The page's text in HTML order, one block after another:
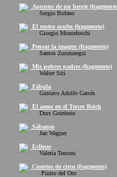
Apuntes de un hereje
Sergio Bufano
El rostro oculto (fragmento)
Giorgio Montefoschi
Pensar la imagen (fragmento)
Santos Zunzunegui
Mis pobres padres (fragmento)
Walter Siti
Fábula
Gustavo Adolfo Garcés
El amor en el Tercer Reich
Durs Grünbein
Sábanas
Jan Wagner
Eclipse
Valeria Tentoni
Cuentos de circo (fragmento)
Pinito del Oro